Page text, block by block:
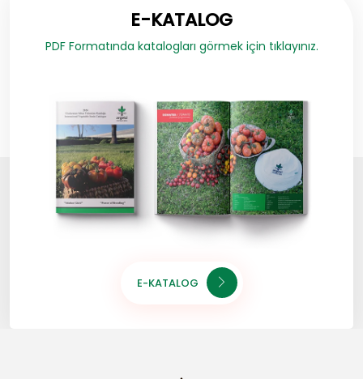
E-KATALOG
PDF Formatında katalogları görmek için tıklayınız.
E-KATALOG